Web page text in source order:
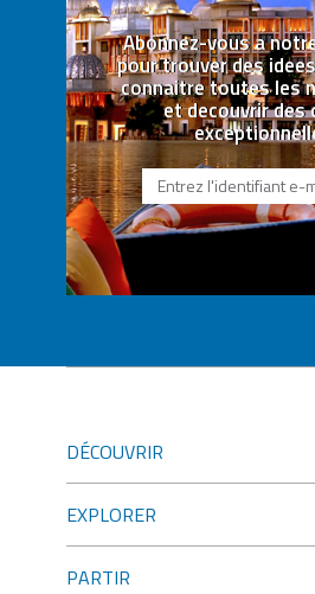
Abonnez-vous a
pour trouver des
connaitre toutes les
et decouvrir
DÉCOUVRIR
EXPLORER
PARTIR